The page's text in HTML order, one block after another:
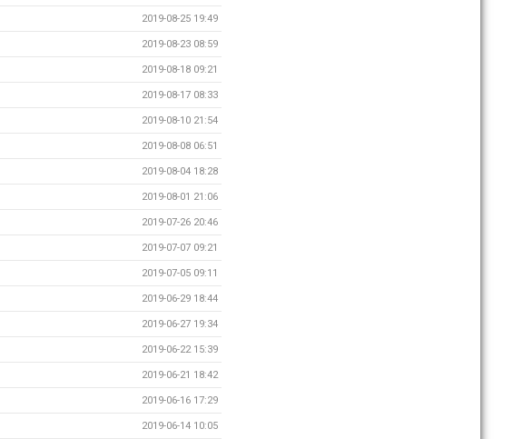
2019-08-25 19:49
2019-08-23 08:59
2019-08-18 09:21
2019-08-17 08:33
2019-08-10 21:54
2019-08-08 06:51
2019-08-04 18:28
2019-08-01 21:06
2019-07-26 20:46
2019-07-07 09:21
2019-07-05 09:11
2019-06-29 18:44
2019-06-27 19:34
2019-06-22 15:39
2019-06-21 18:42
2019-06-16 17:29
2019-06-14 10:05